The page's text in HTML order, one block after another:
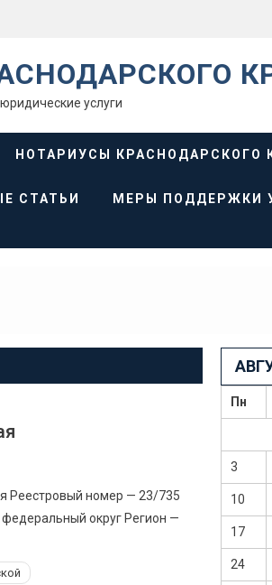
услуги
НОТАРИУСЫ КРАСНОДАРСКОГО
СТАТЬИ МЕРЫ ПОДДЕРЖКИ
Реестровый номер — 23/735
округ Регион —
Пн
3
10
17
24